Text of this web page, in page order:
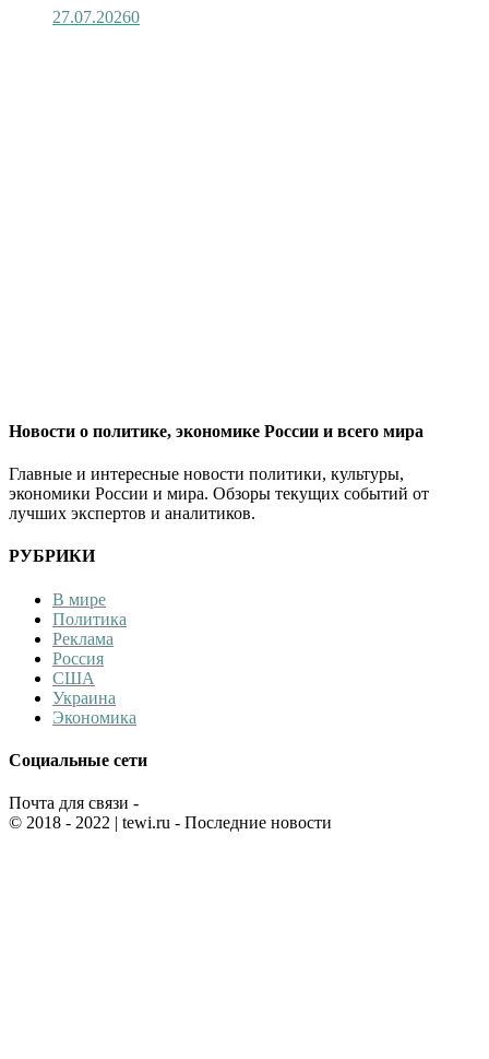
27.07.20260
Новости о политике, экономике России и всего мира
Главные и интересные новости политики, культуры,
экономики России и мира. Обзоры текущих событий от
лучших экспертов и аналитиков.
РУБРИКИ
В мире
Политика
Реклама
Россия
США
Украина
Экономика
Социальные сети
Почта для связи -
© 2018 - 2022 | tewi.ru - Последние новости